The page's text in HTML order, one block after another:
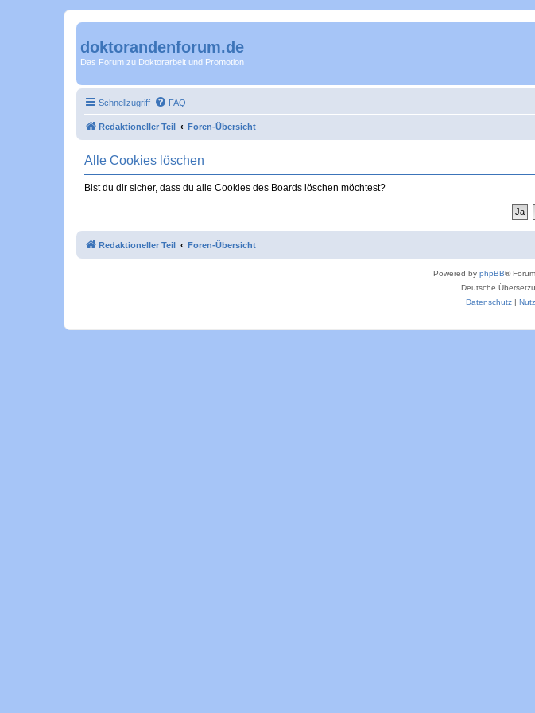
doktorandenforum.de
Das Forum zu Doktorarbeit und Promotion
Schnellzugriff FAQ
Redaktioneller Teil Foren-Übersicht
Alle Cookies löschen
Bist du dir sicher, dass du alle Cookies des Boards löschen möchtest?
Redaktioneller Teil Foren-Übersicht
Powered by phpBB®
Deutsche
Datenschutz|